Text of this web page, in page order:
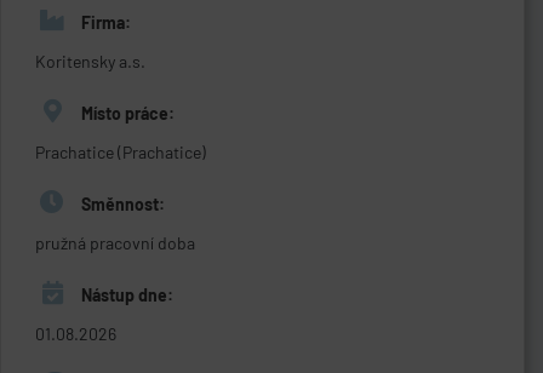
Firma:
Koritensky a.s.
Místo práce:
Prachatice (Prachatice)
Směnnost:
pružná pracovní doba
Nástup dne:
01.08.2026